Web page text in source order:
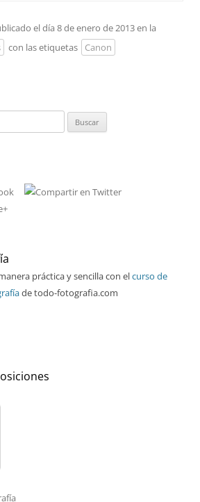
el día 8 de enero de 2013 en la
con las etiquetas
Canon
práctica y sencilla con elcurso de
de todo-fotografia.com